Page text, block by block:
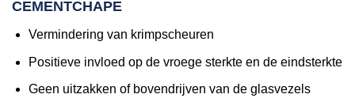
CEMENTCHAPE
Vermindering van krimpscheuren
Positieve invloed op de vroege sterkte en de eindsterkte
Geen uitzakken of bovendrijven van de glasvezels